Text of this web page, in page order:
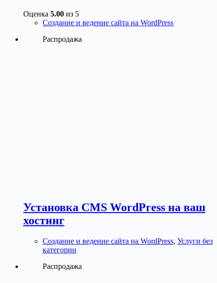
Оценка 5.00 из 5
Создание и ведение сайта на WordPress
Распродажа
Установка CMS WordPress на ваш
хостинг
Создание и ведение сайта на WordPress, Услуги без
категории
Распродажа